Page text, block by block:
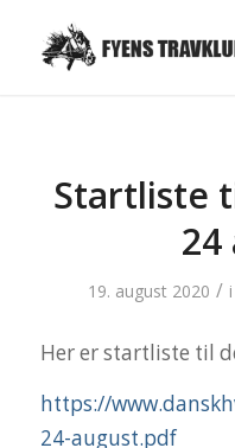
Startliste
24
19. august 2020 / i
Her er startliste til
https://
24-august.pdf